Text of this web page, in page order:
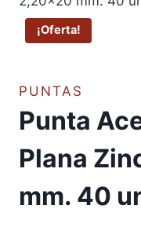
¡Oferta!
PUNTAS
Punta
Plana
mm. 40